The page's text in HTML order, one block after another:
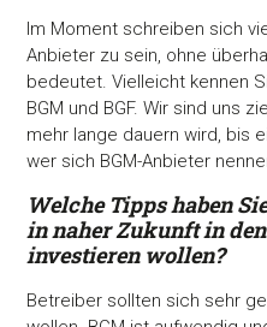
Im Moment schreiben sich
Anbieter zu sein, ohne
bedeutet. Vielleicht kennen
BGM und BGF. Wir sind uns
mehr lange dauern wird, bis
wer sich BGM-Anbieter
Welche Tipps haben
in naher Zukunft in
investieren wollen?
Betreiber sollten sich sehr